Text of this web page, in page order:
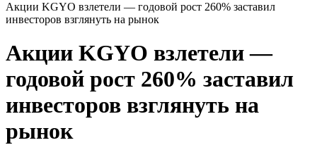
Акции KGYO взлетели — годовой рост 260% заставил
инвесторов взглянуть на рынок
Акции KGYO взлетели —
годовой рост 260% заставил
инвесторов взглянуть на
рынок